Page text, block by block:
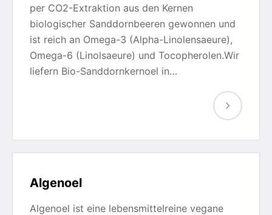
per CO2-Extraktion aus den Kernen
biologischer Sanddornbeeren gewonnen und
ist reich an Omega-3 (Alpha-Linolensaeure),
Omega-6 (Linolsaeure) und Tocopherolen.Wir
liefern Bio-Sanddornkernoel in…
Algenoel
Algenoel ist eine lebensmittelreine vegane